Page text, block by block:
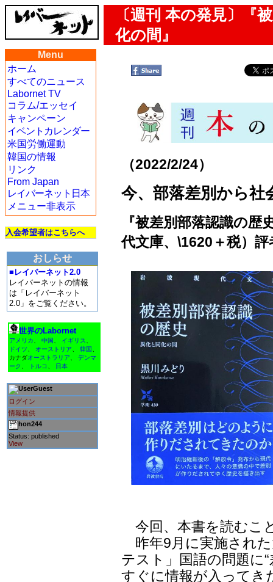
〔週刊 本の発見〕
化の間』
Menu
ホーム
すべてのニュース
Labornet TV
コラム/エッセイ
キャンペーン
イベントカレンダー
米国労働運動
韓国の情報
リンク
From Japan
レイバーネット日本
メニュー非表示
入会希望者はこちらへ
おしらせ
■レイバーネット2.0
レイバーネットの情報
は「レイバーネット
2.0」をご覧ください。
世界のLabornet
アメリカ 中国 イギリス
ドイツ
オーストリア 韓国
カナダオーストラリア
デンマ
ーク
トルコ 日本
Guest
ログイン
情報提供
hon244
Status: published
View
（2022/2/24）
今、部落差別から社
『被差別部落認識の
代文庫、\1620＋税）
今回、本書を読むこ
昨年9月に実施され
テスト」国語の問題に
すぐに情報が入ってき